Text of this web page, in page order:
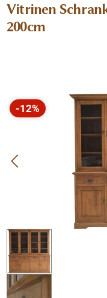
Vitrinen
200cm
Bildergalerie
-12%
Rabatt